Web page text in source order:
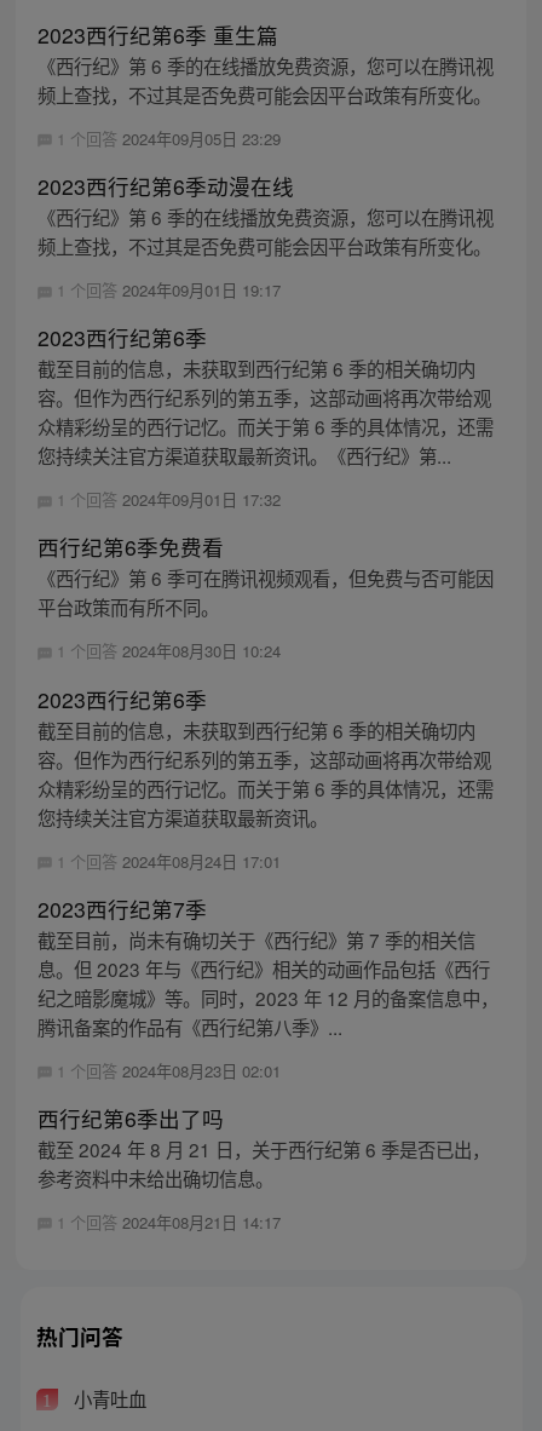
2023西行纪第6季 重生篇
《西行纪》第 6 季的在线播放免费资源，您可以在腾讯视
频上查找，不过其是否免费可能会因平台政策有所变化。
1 个回答 2024年09月05日 23:29
2023西行纪第6季动漫在线
《西行纪》第 6 季的在线播放免费资源，您可以在腾讯视
频上查找，不过其是否免费可能会因平台政策有所变化。
1 个回答 2024年09月01日 19:17
2023西行纪第6季
截至目前的信息，未获取到西行纪第 6 季的相关确切内
容。但作为西行纪系列的第五季，这部动画将再次带给观
众精彩纷呈的西行记忆。而关于第 6 季的具体情况，还需
您持续关注官方渠道获取最新资讯。《西行纪》第...
1 个回答 2024年09月01日 17:32
西行纪第6季免费看
《西行纪》第 6 季可在腾讯视频观看，但免费与否可能因
平台政策而有所不同。
1 个回答 2024年08月30日 10:24
2023西行纪第6季
截至目前的信息，未获取到西行纪第 6 季的相关确切内
容。但作为西行纪系列的第五季，这部动画将再次带给观
众精彩纷呈的西行记忆。而关于第 6 季的具体情况，还需
您持续关注官方渠道获取最新资讯。
1 个回答 2024年08月24日 17:01
2023西行纪第7季
截至目前，尚未有确切关于《西行纪》第 7 季的相关信
息。但 2023 年与《西行纪》相关的动画作品包括《西行
纪之暗影魔城》等。同时，2023 年 12 月的备案信息中，
腾讯备案的作品有《西行纪第八季》...
1 个回答 2024年08月23日 02:01
西行纪第6季出了吗
截至 2024 年 8 月 21 日，关于西行纪第 6 季是否已出，
参考资料中未给出确切信息。
1 个回答 2024年08月21日 14:17
热门问答
1 小青吐血